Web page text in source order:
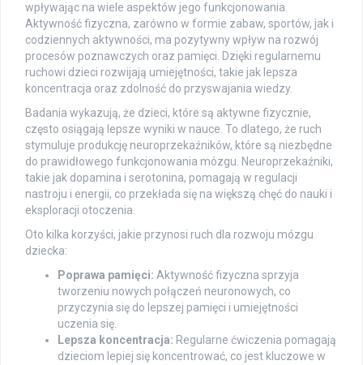
wpływając na wiele aspektów jego funkcjonowania.
Aktywność fizyczna, zarówno w formie zabaw, sportów, jak i
codziennych aktywności, ma pozytywny wpływ na rozwój
procesów poznawczych oraz pamięci. Dzięki regularnemu
ruchowi dzieci rozwijają umiejętności, takie jak lepsza
koncentracja oraz zdolność do przyswajania wiedzy.
Badania wykazują, że dzieci, które są aktywne fizycznie,
często osiągają lepsze wyniki w nauce. To dlatego, że ruch
stymuluje produkcję neuroprzekaźników, które są niezbędne
do prawidłowego funkcjonowania mózgu. Neuroprzekaźniki,
takie jak dopamina i serotonina, pomagają w regulacji
nastroju i energii, co przekłada się na większą chęć do nauki i
eksploracji otoczenia.
Oto kilka korzyści, jakie przynosi ruch dla rozwoju mózgu
dziecka:
Poprawa pamięci: Aktywność fizyczna sprzyja
tworzeniu nowych połączeń neuronowych, co
przyczynia się do lepszej pamięci i umiejętności
uczenia się.
Lepsza koncentracja: Regularne ćwiczenia pomagają
dzieciom lepiej się koncentrować, co jest kluczowe w